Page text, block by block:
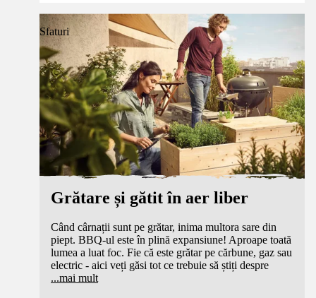
Sfaturi
Grătare și gătit în aer liber
Când cârnații sunt pe grătar, inima multora sare din
piept. BBQ-ul este în plină expansiune! Aproape toată
lumea a luat foc. Fie că este grătar pe cărbune, gaz sau
electric - aici veți găsi tot ce trebuie să știți despre
...mai mult